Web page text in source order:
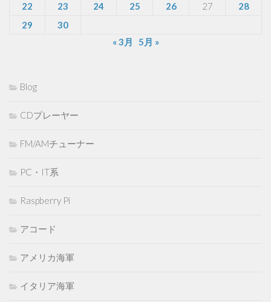
22
23 24 25 26 27
28
29
30
« 3月
5月 »
Blog
CDプレーヤー
FM/AMチューナー
PC・IT系
Raspberry Pi
アコード
アメリカ海軍
イタリア海軍